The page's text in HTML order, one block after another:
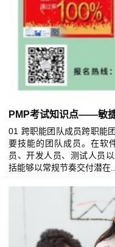
PMP考试知识点——敏
01 跨职能团队成员跨职能
要技能的团队成员。在软
员、开发人员、测试人员
括能够以常规节奏交付潜在...